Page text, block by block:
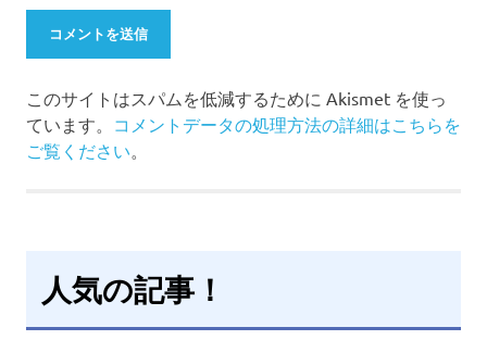
このサイトはスパムを低減するために Akismet を使っ
ています。 コメントデータの処理方法の詳細はこちらを
ご覧ください。
人気の記事！